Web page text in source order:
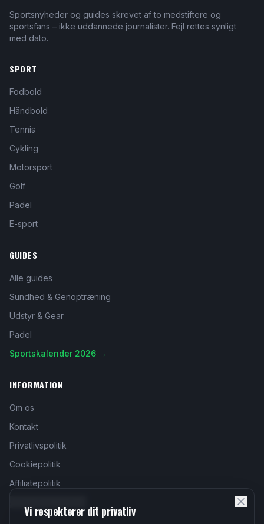
Sportsnyheder og guides skrevet af to medstiftere og
sportsfans – ikke uddannede journalister. Fejl rettes synligt
med dato.
SPORT
Fodbold
Håndbold
Tennis
Cykling
Motorsport
Golf
Padel
E-sport
GUIDES
Alle guides
Sundhed & Genoptræning
Udstyr & Gear
Padel
Sportskalender 2026 →
INFORMATION
Om os
Kontakt
Privatlivspolitik
Cookiepolitik
Affiliatepolitik
Vi respekterer dit privatliv